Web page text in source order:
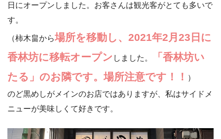
日にオープンしました。お客さんは観光客がとても多いで
す。
（柿木畠から場所を移動し、2021年2月23日に
香林坊に移転オープン しました。
「香林坊い
たる」のお隣です。場所注意です！！ ）
のど黒めしがメインのお店ではありますが、私はサイドメ
ニューが美味しくて好きです。